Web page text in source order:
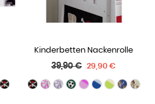
Kinderbetten Nackenrolle
Normaler
Preis
39,90 € 29,90 €